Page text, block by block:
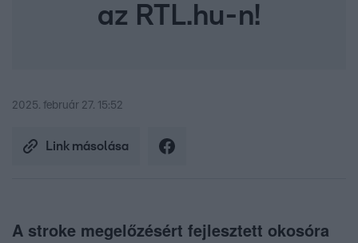
az RTL.hu-n!
2025. február 27. 15:52
Link másolása
A stroke megelőzésért fejlesztett okosóra